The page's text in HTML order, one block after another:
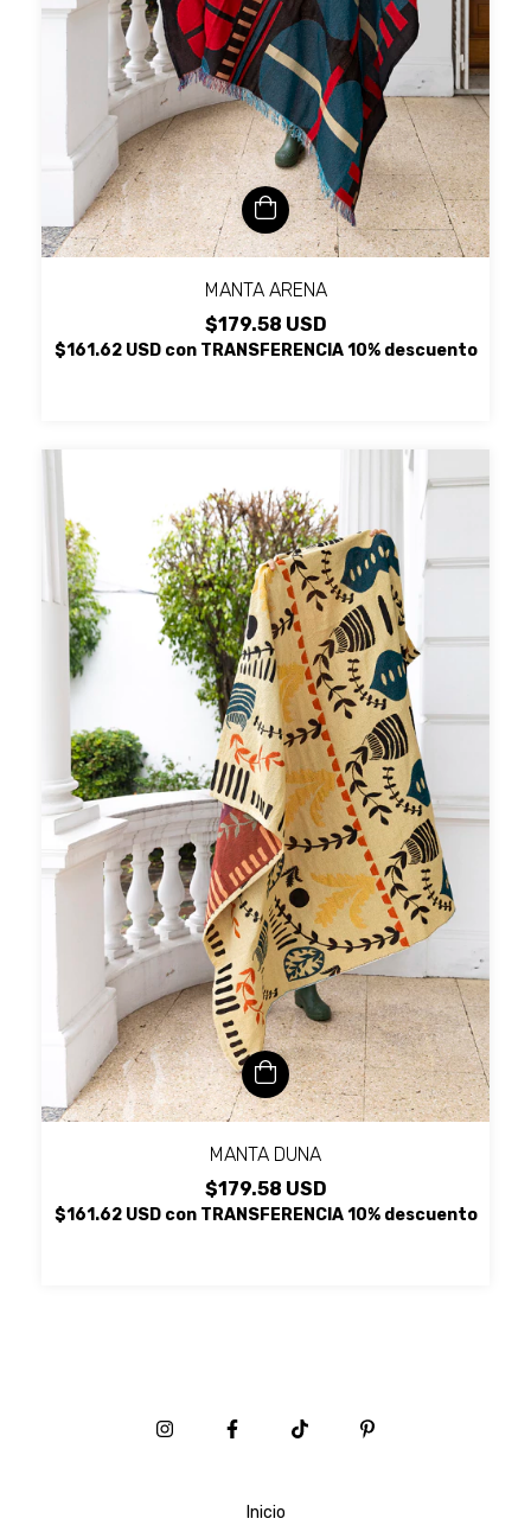
MANTA ARENA
$179.58 USD
$161.62 USD con TRANSFERENCIA 10% descuento
MANTA DUNA
$179.58 USD
$161.62 USD con TRANSFERENCIA 10% descuento
Inicio